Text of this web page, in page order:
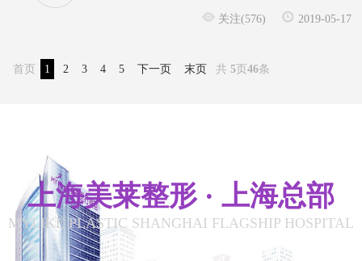
关注(576) 2019-05-17
首页 1 2 3 4 5 下一页 末页 共5页46条
上海美莱整形 · 上海总部
MYLIKE PLASTIC SHANGHAI FLAGSHIP HOSPITAL